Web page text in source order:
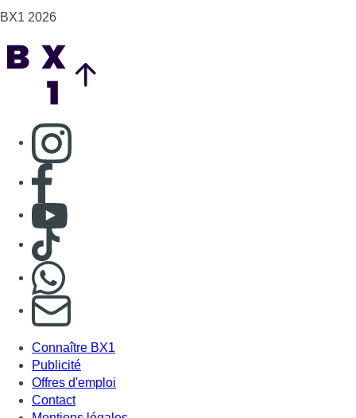
BX1 2026
Consulter page Instagram
Consulter page Facebook
Consulter Youtube
Consulter TikTok
S'abonner à notre newsletter
Connaître BX1
Publicité
Offres d'emploi
Contact